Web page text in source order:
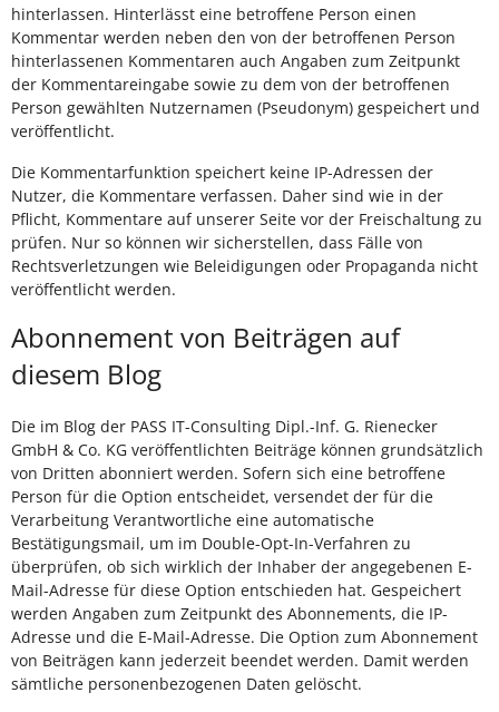
hinterlassen. Hinterlässt eine betroffene Person einen
Kommentar werden neben den von der betroffenen Person
hinterlassenen Kommentaren auch Angaben zum Zeitpunkt
der Kommentareingabe sowie zu dem von der betroffenen
Person gewählten Nutzernamen (Pseudonym) gespeichert und
veröffentlicht.
Die Kommentarfunktion speichert keine IP-Adressen der
Nutzer, die Kommentare verfassen. Daher sind wie in der
Pflicht, Kommentare auf unserer Seite vor der Freischaltung zu
prüfen. Nur so können wir sicherstellen, dass Fälle von
Rechtsverletzungen wie Beleidigungen oder Propaganda nicht
veröffentlicht werden.
Abonnement von Beiträgen auf
diesem Blog
Die im Blog der PASS IT-Consulting Dipl.-Inf. G. Rienecker
GmbH & Co. KG veröffentlichten Beiträge können grundsätzlich
von Dritten abonniert werden. Sofern sich eine betroffene
Person für die Option entscheidet, versendet der für die
Verarbeitung Verantwortliche eine automatische
Bestätigungsmail, um im Double-Opt-In-Verfahren zu
überprüfen, ob sich wirklich der Inhaber der angegebenen E-
Mail-Adresse für diese Option entschieden hat. Gespeichert
werden Angaben zum Zeitpunkt des Abonnements, die IP-
Adresse und die E-Mail-Adresse. Die Option zum Abonnement
von Beiträgen kann jederzeit beendet werden. Damit werden
sämtliche personenbezogenen Daten gelöscht.